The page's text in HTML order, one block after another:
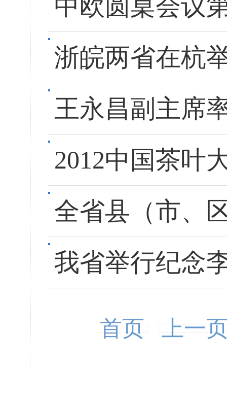
中欧圆桌会议
浙皖两省在杭
王永昌副主席
2012中国茶叶
全省县（市、
我省举行纪念
首页 上一